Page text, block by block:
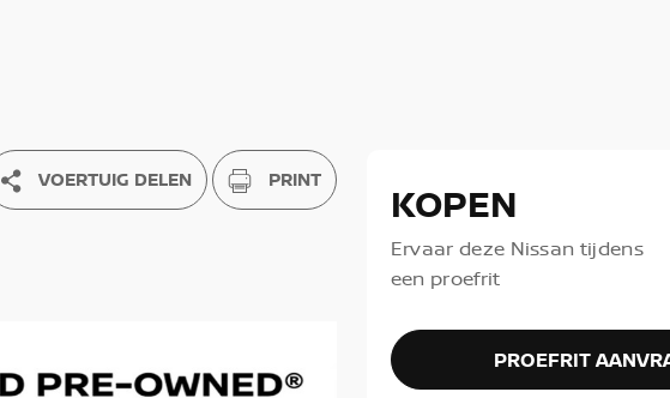
VOERTUIG DELEN PRINT KOPEN
Ervaar deze Nissan tijdens
een proefrit
PROEFRIT